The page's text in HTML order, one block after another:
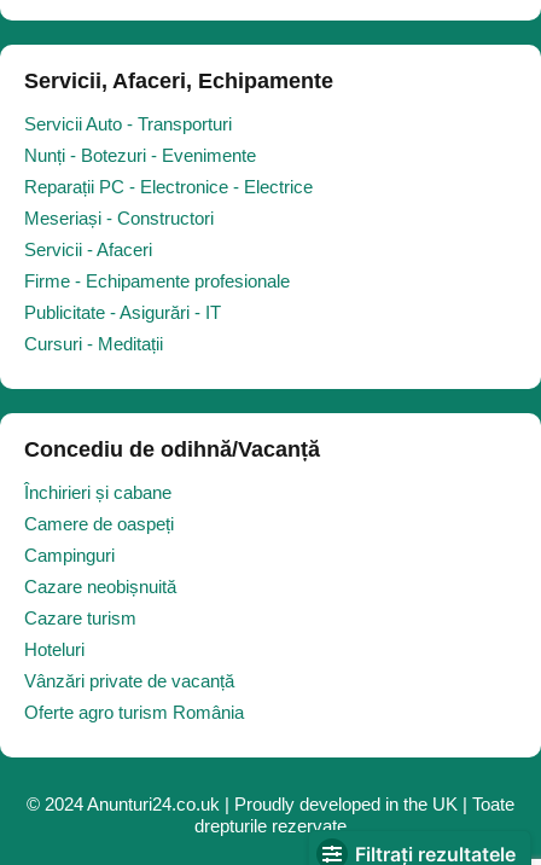
Filtrați rezultatele
Servicii, Afaceri, Echipamente
Servicii Auto - Transporturi
Nunți - Botezuri - Evenimente
Reparații PC - Electronice - Electrice
Meseriași - Constructori
Servicii - Afaceri
Firme - Echipamente profesionale
Publicitate - Asigurări - IT
Cursuri - Meditații
Concediu de odihnă/Vacanță
Închirieri și cabane
Camere de oaspeți
Campinguri
Cazare neobișnuită
Cazare turism
Hoteluri
Vânzări private de vacanță
Oferte agro turism România
© 2024 Anunturi24.co.uk | Proudly developed in the UK | Toate
drepturile rezervate